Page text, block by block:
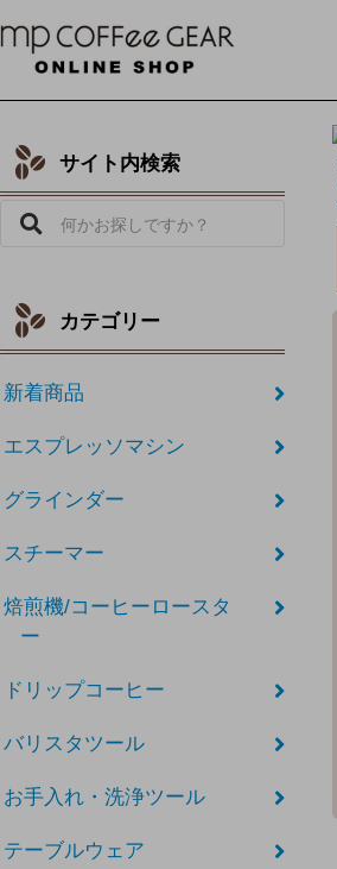
サイト内検索
カテゴリー
新着商品
エスプレッソマシン
グラインダー
スチーマー
焙煎機/コーヒーロースタ
ー
ドリップコーヒー
バリスタツール
お手入れ・洗浄ツール
テーブルウェア